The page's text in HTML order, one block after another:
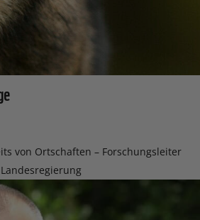
von Ortschaften – Forschungsleiter